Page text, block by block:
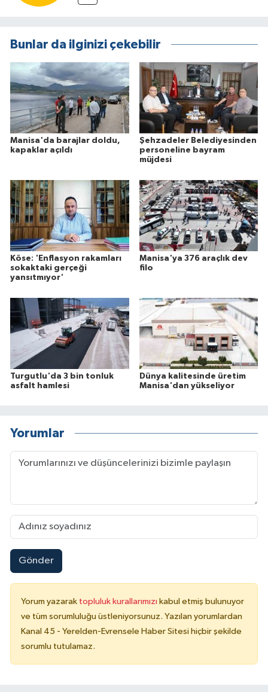
Bunlar da ilginizi çekebilir
Manisa'da barajlar doldu,
kapaklar açıldı
Şehzadeler Belediyesinden
personeline bayram
müjdesi
Köse: 'Enflasyon rakamları
sokaktaki gerçeği
yansıtmıyor'
Manisa'ya 376 araçlık dev
filo
Turgutlu'da 3 bin tonluk
asfalt hamlesi
Dünya kalitesinde üretim
Manisa'dan yükseliyor
Yorumlar
Gönder
Yorum yazarak topluluk kurallarımızı kabul etmiş bulunuyor
ve tüm sorumluluğu üstleniyorsunuz. Yazılan yorumlardan
Kanal 45 - Yerelden-Evrensele Haber Sitesi hiçbir şekilde
sorumlu tutulamaz.